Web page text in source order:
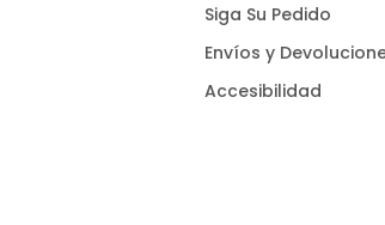
Siga Su Pedido
Envíos y
Accesibilidad